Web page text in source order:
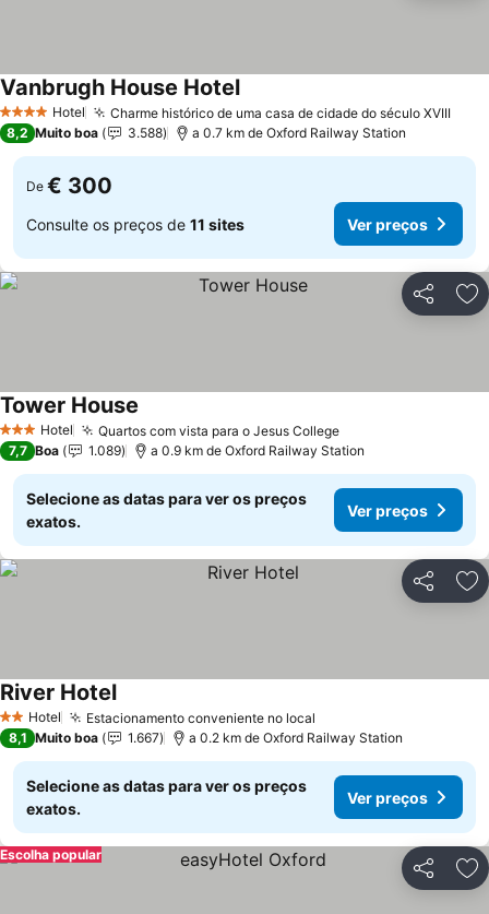
4 EstrelasHotel Charme histórico de uma casa de cidade do século XVIIIVer
Vanbrugh House HotelVer preços
8,2 Muito boa 3.588 a 0.7 km de Oxford Railway Station
De € 300
Consulte os preços de 11 sites Ver preços
Partilhar
3 EstrelasHotel Quartos com vista para o Jesus CollegeVer preços
Tower House
7,7 Boa 1.089 a 0.9 km de Oxford Railway Station
Selecione as datas para ver os preços
exatos.
Ver preços
Partilhar
2 Estrelas
Hotel Estacionamento conveniente no local
River HotelVer preços
8,1 Muito boa 1.667 a 0.2 km de Oxford Railway Station
Selecione as datas para ver os preços
exatos.
Ver preços
Partilhar
Escolha popular